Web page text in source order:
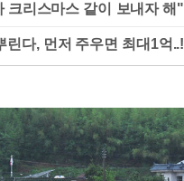
크리스마스 같이 보내자 해"